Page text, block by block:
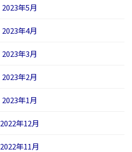
2023年5月
2023年4月
2023年3月
2023年2月
2023年1月
2022年12月
2022年11月